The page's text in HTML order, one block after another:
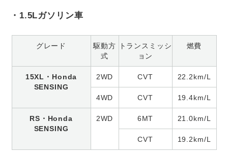
・1.5Lガソリン車
グレード
駆動方
式
トランスミッシ
ョン
燃費
15XL・Honda
SENSING
2WD CVT 22.2km/L
4WD CVT 19.4km/L
RS・Honda
SENSING
2WD 6MT 21.0km/L
CVT 19.2km/L